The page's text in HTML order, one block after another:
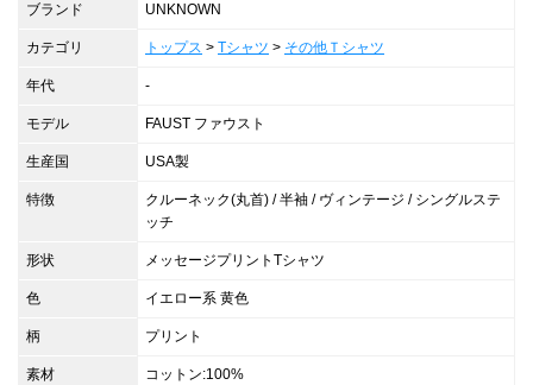
ブランド UNKNOWN
カテゴリ トップス > Tシャツ > その他Ｔシャツ
年代 -
モデル FAUST ファウスト
生産国 USA製
特徴
クルーネック(丸首) / 半袖 / ヴィンテージ / シングルステ
ッチ
形状 メッセージプリントTシャツ
色 イエロー系 黄色
柄 プリント
素材 コットン:100%